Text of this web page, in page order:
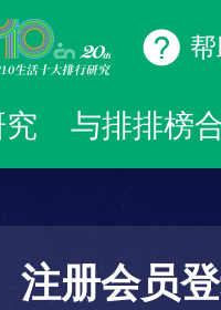
与排排榜
注册会员